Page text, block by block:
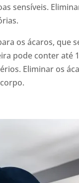
sensíveis.
os ácaros, que
pode conter
Eliminar os